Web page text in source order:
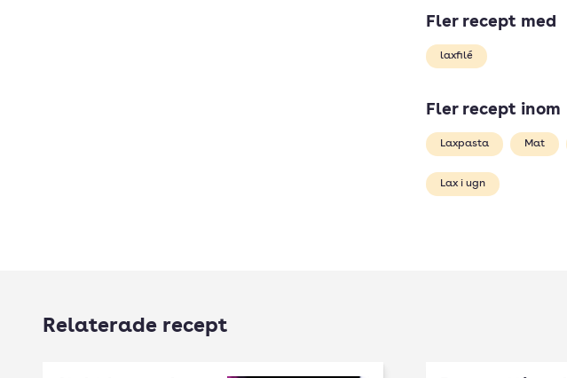
Fler recept med
laxfilé
Fler recept inom
Laxpasta Mat
Lax i ugn
Relaterade recept